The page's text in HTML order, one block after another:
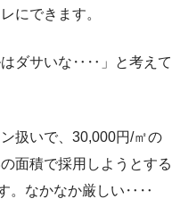
にできます。
はダサいな‥‥」と考えて
扱いで、30,000円/㎡の
面積で採用しようとする
。なかなか厳しい‥‥